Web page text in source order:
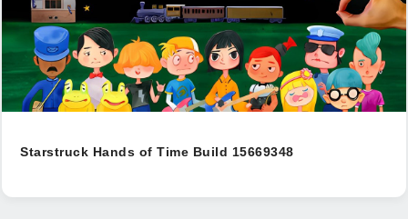
Starstruck Hands of Time Build 15669348